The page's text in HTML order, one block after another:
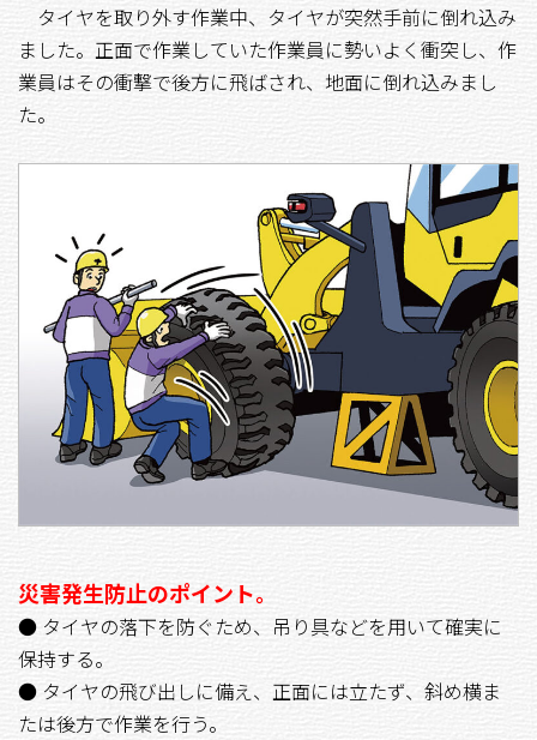
タイヤを取り外す作業中、タイヤが突然手前に倒れ込み
ました。正面で作業していた作業員に勢いよく衝突し、作
業員はその衝撃で後方に飛ばされ、地面に倒れ込みまし
た。
災害発生防止のポイント。
● タイヤの落下を防ぐため、吊り具などを用いて確実に
保持する。
● タイヤの飛び出しに備え、正面には立たず、斜め横ま
たは後方で作業を行う。